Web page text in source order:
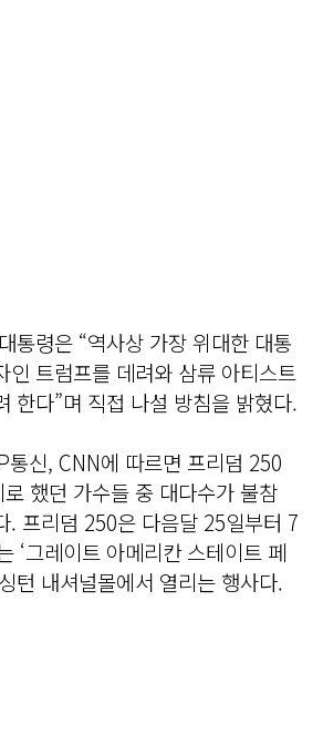
통령은 “역사상 가장 위대한 대통
인 트럼프를 데려와 삼류 아티스트
한다”며 직접 나설 방침을 밝혔다.
통신, CNN에 따르면 프리덤 250
했던 가수들 중 대다수가 불참
. 프리덤 250은 다음달 25일부터 7
‘그레이트 아메리칸 스테이트 페
턴 내셔널몰에서 열리는 행사다.